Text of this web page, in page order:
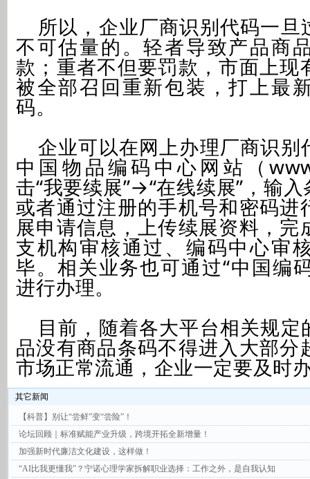
所以，企业厂商识别代码一
不可估量的。轻者导致产品商
款；重者不但要罚款，市面上现
被全部召回重新包装，打上最
码。
企业可以在网上办理厂商识别
中国物品编码中心网站（
击“我要续展”→“在线续展”，输
或者通过注册的手机号和密码进
展申请信息，上传续展资料，完
支机构审核通过、编码中心审
毕。相关业务也可通过“中国编
进行办理。
目前，随着各大平台相关规
品没有商品条码不得进入大部分
市场正常流通，企业一定要及时
其它新闻
【科普】别让“尝鲜”变“尝险”！
论坛回顾｜标准赋能产业升级，跨境开拓全新增量！
加强新时代廉洁文化建设，这样做！
“AI比我更懂我”？宁诺心理学家拆解职业选择：工作之外，是自我认知